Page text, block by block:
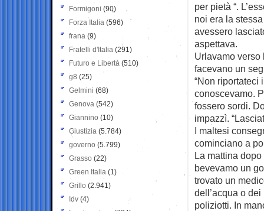
per pietà “.
noi era la
avessero
aspettava.
Urlavamo
facevano un
“Non riportateci
conoscevamo.
fossero sordi.
impazzì.
I maltesi
cominciano a
La mattina
bevevamo un
trovato un
dell’acqua o
poliziotti. In
Formigoni (90)
Forza Italia (596)
frana (9)
Fratelli d'Italia (291)
Futuro e Libertà (510)
g8 (25)
Gelmini (68)
Genova (542)
Giannino (10)
Giustizia (5.784)
governo (5.799)
Grasso (22)
Green Italia (1)
Grillo (2.941)
Idv (4)